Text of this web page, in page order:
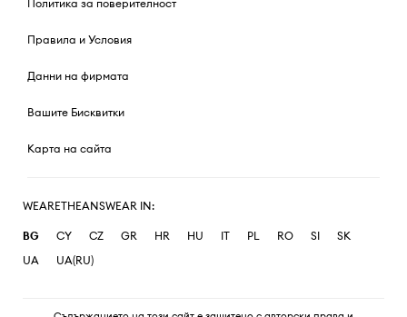
Политика за поверителност
Правила и Условия
Данни на фирмата
Вашите Бисквитки
Карта на сайта
WEARETHEANSWEAR IN:
BG CY CZ GR HR HU IT PL RO SI
SK
UA
UA(RU)